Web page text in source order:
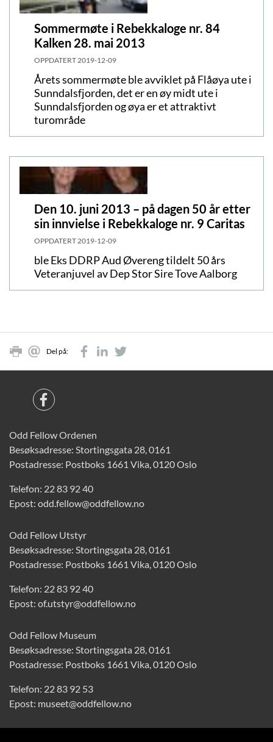
Sommermøte i Rebekkaloge nr. 84
Kalken 28. mai 2013
OPPDATERT 2019-12-09
Årets sommermøte ble avviklet på Flåøya ute i
Sunndalsfjorden, det er en øy midt ute i
Sunndalsfjorden og øya er et attraktivt
turområde
Den 10. juni 2013 – på dagen 50 år etter
sin innvielse i Rebekkaloge nr. 9 Caritas
OPPDATERT 2019-12-09
ble Eks DDRP Aud Øvereng tildelt 50 års
Veteranjuvel av Dep Stor Sire Tove Aalborg
Del på:
Odd Fellow Ordenen
Besøksadresse: Stortingsgata 28, 0161
Postadresse: Postboks 1661 Vika, 0120 Oslo
Telefon: 22 83 92 40
Epost: odd.fellow@oddfellow.no
Odd Fellow Utstyr
Besøksadresse: Stortingsgata 28, 0161
Postadresse: Postboks 1661 Vika, 0120 Oslo
Telefon: 22 83 92 40
Epost: of.utstyr@oddfellow.no
Odd Fellow Museum
Besøksadresse: Stortingsgata 28, 0161
Postadresse: Postboks 1661 Vika, 0120 Oslo
Telefon: 22 83 92 53
Epost: museet@oddfellow.no